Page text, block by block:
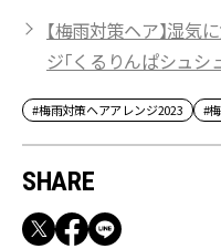
【梅雨対策ヘア】湿気
ジ「くるりんぱシュシ
#梅雨対策ヘアアレンジ2023 #
SHARE